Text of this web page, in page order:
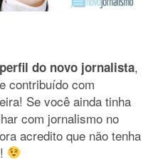
do novo jornalista,
contribuído com
Se você ainda tinha
com jornalismo no
acredito que não tenha